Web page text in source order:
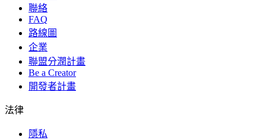
聯絡
FAQ
路線圖
企業
聯盟分潤計畫
Be a Creator
開發者計畫
法律
隱私